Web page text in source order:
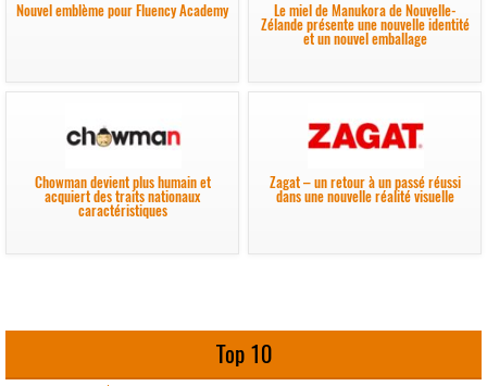
Nouvel emblème pour Fluency Academy Le miel de Manukora de Nouvelle-
Zélande présente une nouvelle identité
et un nouvel emballage
Chowman devient plus humain et
acquiert des traits nationaux
caractéristiques
Zagat – un retour à un passé réussi
dans une nouvelle réalité visuelle
Top 10